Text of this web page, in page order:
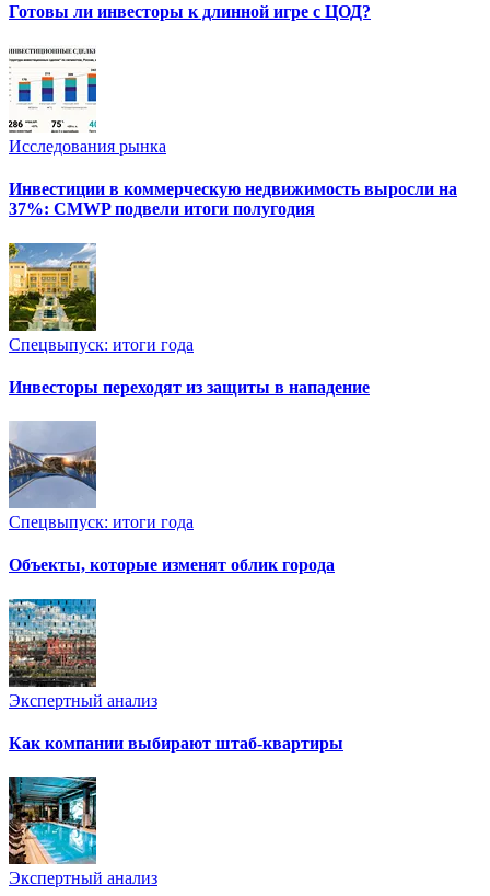
Готовы ли инвесторы к длинной игре с ЦОД?
Исследования рынка
Инвестиции в коммерческую недвижимость выросли на
37%: CMWP подвели итоги полугодия
Спецвыпуск: итоги года
Инвесторы переходят из защиты в нападение
Спецвыпуск: итоги года
Объекты, которые изменят облик города
Экспертный анализ
Как компании выбирают штаб-квартиры
Экспертный анализ